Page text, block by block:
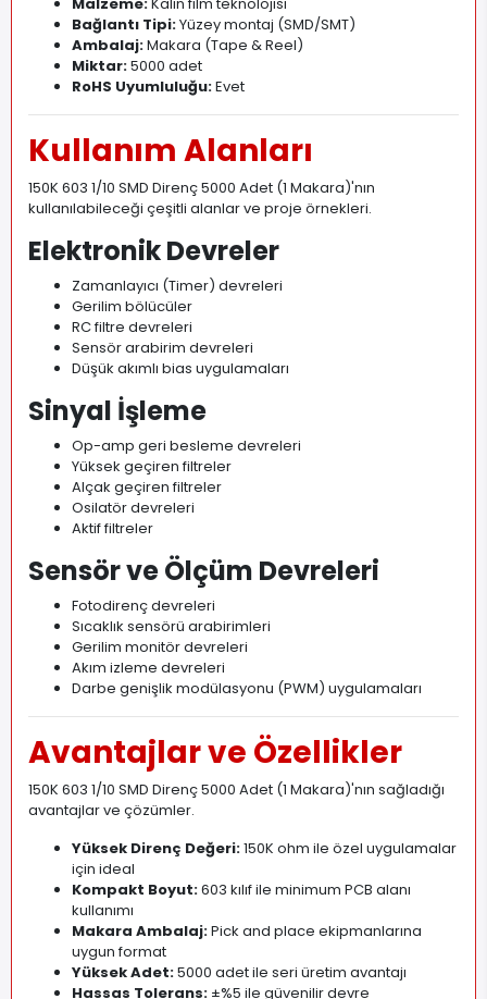
Bağlantı Tipi:Yüzey montaj (SMD/SMT)
Ambalaj:Makara (Tape & Reel)
Miktar:5000 adet
RoHS Uyumluluğu:Evet
Kullanım Alanları
150K 603 1/10 SMD Direnç 5000 Adet (1 Makara)'nın
kullanılabileceği çeşitli alanlar ve proje örnekleri.
Elektronik Devreler
Zamanlayıcı (Timer) devreleri
Gerilim bölücüler
RC filtre devreleri
Sensör arabirim devreleri
Düşük akımlı bias uygulamaları
Sinyal İşleme
Op-amp geri besleme devreleri
Yüksek geçiren filtreler
Alçak geçiren filtreler
Osilatör devreleri
Aktif filtreler
Sensör ve Ölçüm Devreleri
Fotodirenç devreleri
Sıcaklık sensörü arabirimleri
Gerilim monitör devreleri
Akım izleme devreleri
Darbe genişlik modülasyonu (PWM) uygulamaları
Avantajlar ve Özellikler
150K 603 1/10 SMD Direnç 5000 Adet (1 Makara)'nın sağladığı
avantajlar ve çözümler.
Yüksek Direnç Değeri:150K ohm ile özel uygulamalar
için ideal
Kompakt Boyut:603 kılıf ile minimum PCB alanı
kullanımı
Makara Ambalaj:Pick and place ekipmanlarına
uygun format
Yüksek Adet:5000 adet ile seri üretim avantajı
Hassas Tolerans: ±%5 ile güvenilir devre